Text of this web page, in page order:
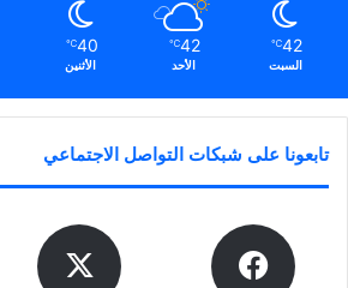
42
℃
السبت
42
℃
الأحد
40
℃
الأثنين
تابعونا على شبكات التواصل الاجتماعي